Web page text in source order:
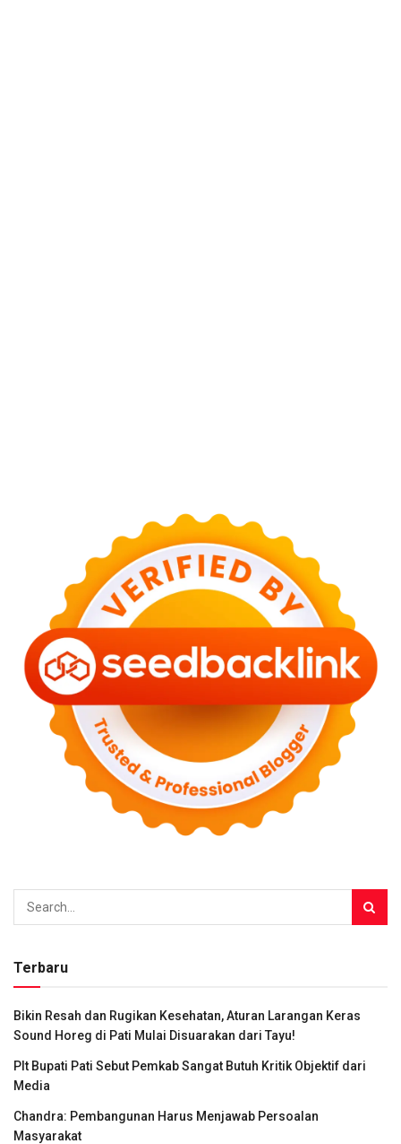
Terbaru
Bikin Resah dan Rugikan Kesehatan, Aturan Larangan Keras
Sound Horeg di Pati Mulai Disuarakan dari Tayu!
Plt Bupati Pati Sebut Pemkab Sangat Butuh Kritik Objektif dari
Media
Chandra: Pembangunan Harus Menjawab Persoalan
Masyarakat